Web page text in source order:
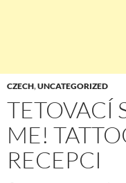
CZECH,UNCATEGORIZED
TETOVACÍ
ME!
RECEPCI